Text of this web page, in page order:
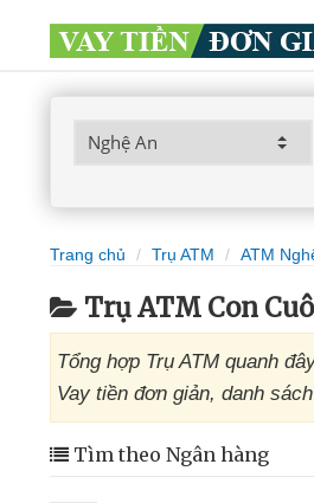
Trang chủ Trụ ATM ATM
Trụ ATM Con
Tổng hợp Trụ ATM quanh
Vay tiền đơn giản, danh
Tìm theo Ngân hàng